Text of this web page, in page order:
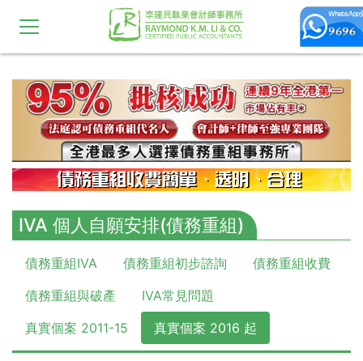
10,11,12,13,14,15,16,17,18,19,20
IVA 個人自願安排(債務重組)
債務重組IVA 債務重組初步諮詢
債務重組收費
債務重組與破產
IVA常見問題
真實個案 2011-15
真實個案 2016 起